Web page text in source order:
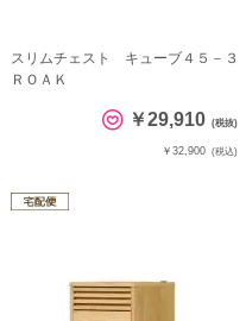
スリムチェスト キューブ４５－３
ＲＯＡＫ
￥29,910 (税抜)
￥32,900 (税込)